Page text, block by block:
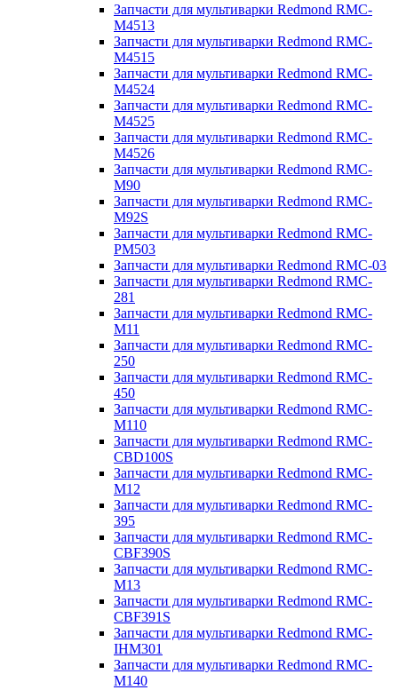
Запчасти для мультиварки Redmond RMC-
M4513
Запчасти для мультиварки Redmond RMC-
M4515
Запчасти для мультиварки Redmond RMC-
M4524
Запчасти для мультиварки Redmond RMC-
M4525
Запчасти для мультиварки Redmond RMC-
M4526
Запчасти для мультиварки Redmond RMC-
M90
Запчасти для мультиварки Redmond RMC-
M92S
Запчасти для мультиварки Redmond RMC-
PM503
Запчасти для мультиварки Redmond RMC-03
Запчасти для мультиварки Redmond RMC-
281
Запчасти для мультиварки Redmond RMC-
M11
Запчасти для мультиварки Redmond RMC-
250
Запчасти для мультиварки Redmond RMC-
450
Запчасти для мультиварки Redmond RMC-
M110
Запчасти для мультиварки Redmond RMC-
CBD100S
Запчасти для мультиварки Redmond RMC-
M12
Запчасти для мультиварки Redmond RMC-
395
Запчасти для мультиварки Redmond RMC-
CBF390S
Запчасти для мультиварки Redmond RMC-
M13
Запчасти для мультиварки Redmond RMC-
CBF391S
Запчасти для мультиварки Redmond RMC-
IHM301
Запчасти для мультиварки Redmond RMC-
M140